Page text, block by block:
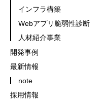
インフラ構築
Webアプリ脆弱性診断
人材紹介事業
開発事例
最新情報
note
採用情報